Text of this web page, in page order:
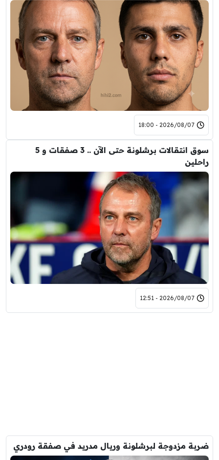
2026/08/07 - 18:00
سوق انتقالات برشلونة حتى الآن .. 3 صفقات و 5
راحلين
2026/08/07 - 12:51
ضربة مزدوجة لبرشلونة وريال مدريد في صفقة رودري